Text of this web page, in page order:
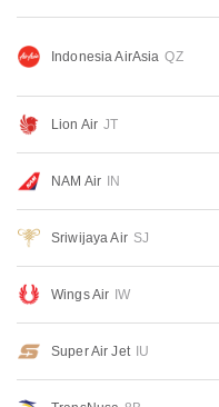
Indonesia AirAsia QZ
Lion Air JT
NAM Air IN
Sriwijaya Air SJ
Wings Air IW
Super Air Jet IU